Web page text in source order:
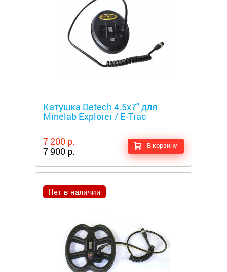
Катушка Detech 4.5x7" для
Minelab Explorer / E-Trac
7 200 р.
7 900 р.
В корзину
Нет в наличии